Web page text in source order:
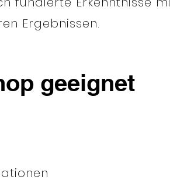
Ergebnissen.
geeignet